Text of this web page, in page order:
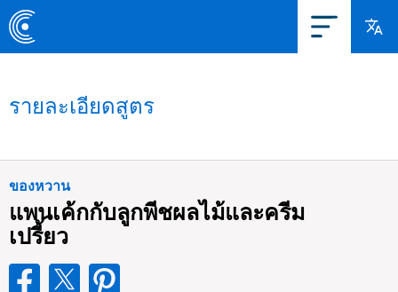
รายละเอียดสูตร
ของหวาน
แพนเค้กกับลูกพีชผลไม้และครีม
เปรี้ยว